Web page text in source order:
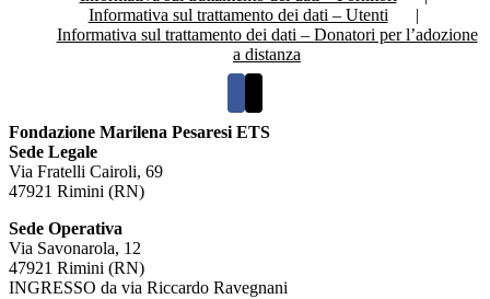
Informativa sul trattamento dei dati – Utenti
Informativa sul trattamento dei dati – Donatori per l’adozione
a distanza
Fondazione Marilena Pesaresi ETS
Sede Legale
Via Fratelli Cairoli, 69
47921 Rimini (RN)
Sede Operativa
Via Savonarola, 12
47921 Rimini (RN)
INGRESSO da via Riccardo Ravegnani